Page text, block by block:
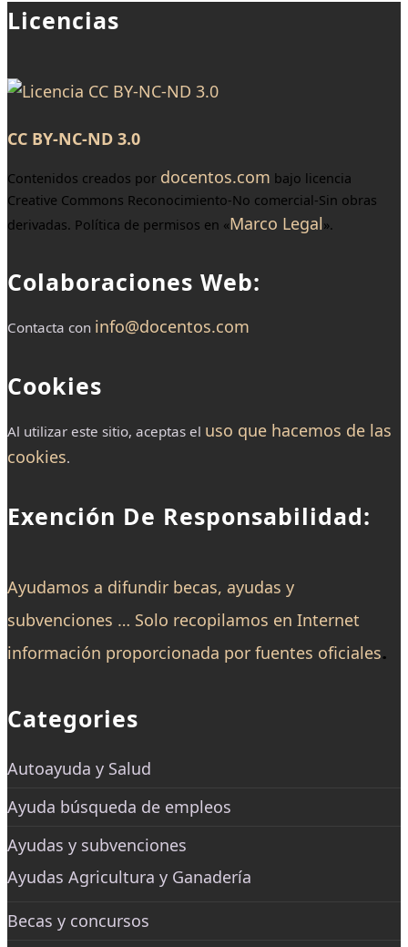
Licencias
CC BY-NC-ND 3.0
Contenidos creados por docentos.com bajo licencia
Creative Commons Reconocimiento-No comercial-Sin obras
derivadas. Política de permisos en «Marco Legal».
Colaboraciones Web:
Contacta con info@docentos.com
Cookies
Al utilizar este sitio, aceptas el uso que hacemos de las
cookies.
Exención De Responsabilidad:
Ayudamos a difundir becas, ayudas y
subvenciones … Solo recopilamos en Internet
información proporcionada por fuentes oficiales.
Categories
Autoayuda y Salud
Ayuda búsqueda de empleos
Ayudas y subvenciones
Ayudas Agricultura y Ganadería
Becas y concursos